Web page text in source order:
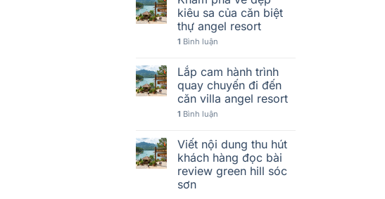
kiêu sa của căn biệt
thự angel resort
1 Bình luận
Lắp cam hành trình
quay chuyến đi đến
căn villa angel resort
1 Bình luận
Viết nội dung thu hút
khách hàng đọc bài
review green hill sóc
sơn